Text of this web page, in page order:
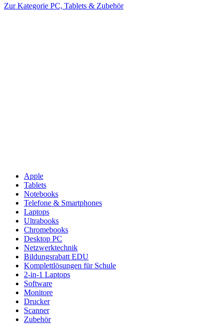
Zur Kategorie PC, Tablets & Zubehör
Apple
Tablets
Notebooks
Telefone & Smartphones
Laptops
Ultrabooks
Chromebooks
Desktop PC
Netzwerktechnik
Bildungsrabatt EDU
Komplettlösungen für Schule
2-in-1 Laptops
Software
Monitore
Drucker
Scanner
Zubehör